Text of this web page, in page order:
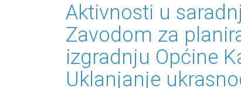
Aktivnosti u
Zavodom za
izgradnju Općine
Uklanjanje